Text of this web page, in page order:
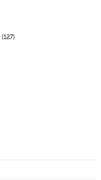
(127)